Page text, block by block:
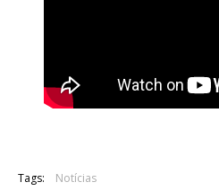
Tags: Notícias